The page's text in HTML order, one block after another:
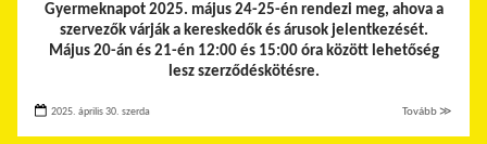
Gyermeknapot 2025. május 24-25-én rendezi meg, ahova a
szervezők várják a kereskedők és árusok jelentkezését.
Május 20-án és 21-én 12:00 és 15:00 óra között lehetőség
lesz szerződéskötésre.
2025. április 30. szerda Tovább ≫